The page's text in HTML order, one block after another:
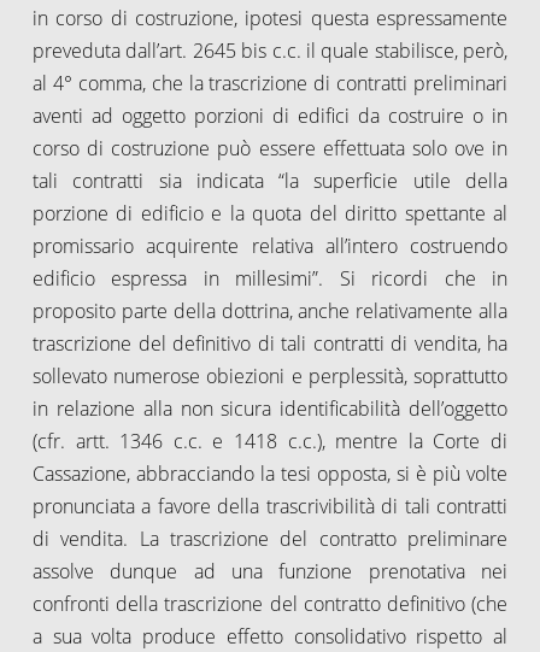
in corso di costruzione, ipotesi questa espressamente
preveduta dall’art. 2645 bis c.c. il quale stabilisce, però,
al 4° comma, che la trascrizione di contratti preliminari
aventi ad oggetto porzioni di edifici da costruire o in
corso di costruzione può essere effettuata solo ove in
tali contratti sia indicata “la superficie utile della
porzione di edificio e la quota del diritto spettante al
promissario acquirente relativa all’intero costruendo
edificio espressa in millesimi”. Si ricordi che in
proposito parte della dottrina, anche relativamente alla
trascrizione del definitivo di tali contratti di vendita, ha
sollevato numerose obiezioni e perplessità, soprattutto
in relazione alla non sicura identificabilità dell’oggetto
(cfr. artt. 1346 c.c. e 1418 c.c.), mentre la Corte di
Cassazione, abbracciando la tesi opposta, si è più volte
pronunciata a favore della trascrivibilità di tali contratti
di vendita. La trascrizione del contratto preliminare
assolve dunque ad una funzione prenotativa nei
confronti della trascrizione del contratto definitivo (che
a sua volta produce effetto consolidativo rispetto al